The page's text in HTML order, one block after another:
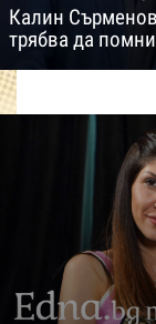
Калин
трябва да